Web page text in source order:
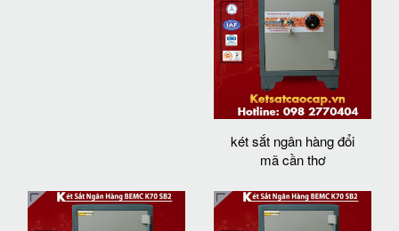
két sắt ngân hàng đổi
mã cần thơ